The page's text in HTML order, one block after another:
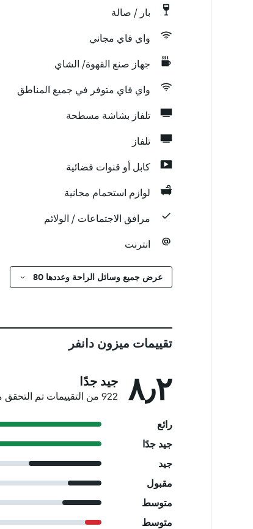
بار / صالة
واي فاي مجاني
جهاز صنع القهوة/ الشاي
واي فاي متوفر في جميع المناطق
تلفاز بشاشة مسطحة
تلفاز
كابل أو قنوات فضائية
لوازم استحمام مجانية
مرافق الاجتماعات / الولائم
انترنت
عرض جميع وسائل الراحة وعددها 80
تقييمات ميزون دانفر
٨٫٢ جيد جدًا
922 من التقييمات تم التحقق منها
رائع
جيد جدًا
جيد
مقبول
متوسط
متوسط